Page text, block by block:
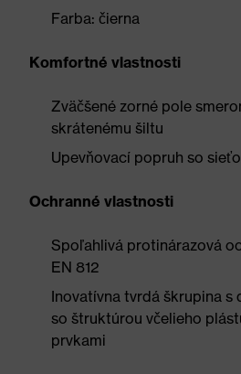
Farba: čierna
Komfortné vlastnosti
Zväčšené zorné pole
skrátenému šiltu
Upevňovací popruh so
Ochranné vlastnosti
Spoľahlivá protinárazová
EN 812
Inovatívna tvrdá škrupina s
so štruktúrou včelieho
prvkami